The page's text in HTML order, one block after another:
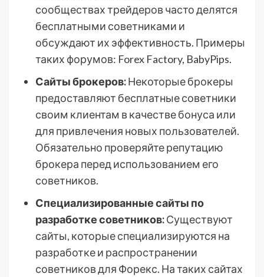
сообществах трейдеров часто делятся
бесплатными советниками и
обсуждают их эффективность. Примеры
таких форумов: Forex Factory, BabyPips.
Сайты брокеров:Некоторые брокеры
предоставляют бесплатные советники
своим клиентам в качестве бонуса или
для привлечения новых пользователей.
Обязательно проверяйте репутацию
брокера перед использованием его
советников.
Специализированные сайты по
разработке советников:Существуют
сайты, которые специализируются на
разработке и распространении
советников для Форекс. На таких сайтах